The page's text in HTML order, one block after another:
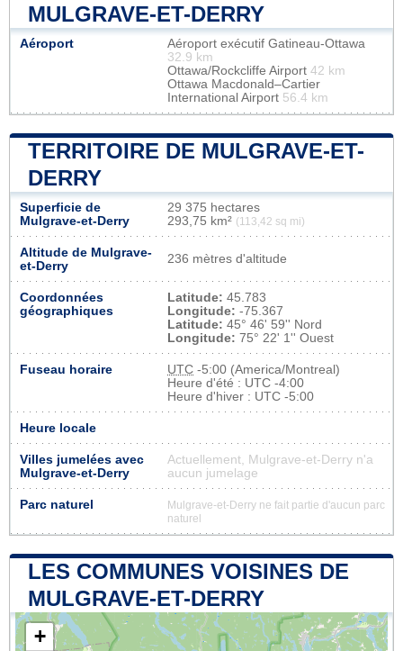
MULGRAVE-ET-DERRY
Aéroport
Aéroport exécutif Gatineau-Ottawa
32.9 km
Ottawa/Rockcliffe Airport 42 km
Ottawa Macdonald–Cartier
International Airport 56.4 km
TERRITOIRE DE MULGRAVE-ET-
DERRY
Superficie de
Mulgrave-et-Derry
29 375 hectares
293,75 km² (113,42 sq mi)
Altitude de Mulgrave-
et-Derry
236 mètres d'altitude
Coordonnées
géographiques
Latitude: 45.783
Longitude: -75.367
Latitude: 45° 46' 59'' Nord
Longitude: 75° 22' 1'' Ouest
Fuseau horaire UTC -5:00 (America/Montreal)
Heure d'été : UTC -4:00
Heure d'hiver : UTC -5:00
Heure locale
Villes jumelées avec
Mulgrave-et-Derry
Actuellement, Mulgrave-et-Derry n'a
aucun jumelage
Parc naturel
Mulgrave-et-Derry ne fait partie d'aucun parc
naturel
LES COMMUNES VOISINES DE
MULGRAVE-ET-DERRY
+